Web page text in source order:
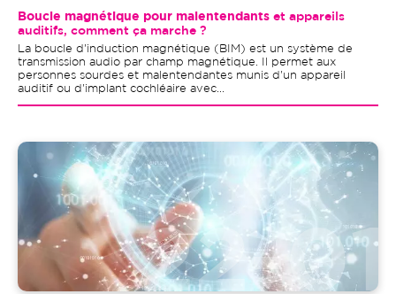
Boucle magnétique pour malentendants et appareils
auditifs, comment ça marche ?
La boucle d'induction magnétique (BIM) est un système de
transmission audio par champ magnétique. Il permet aux
personnes sourdes et malentendantes munis d'un appareil
auditif ou d'implant cochléaire avec...
Image